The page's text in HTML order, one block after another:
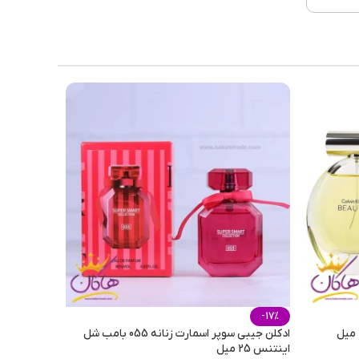
-17%
ادکلن جیبی سوپر اسمارت زنانه 055 بامب شل
اینتنس 25 میل